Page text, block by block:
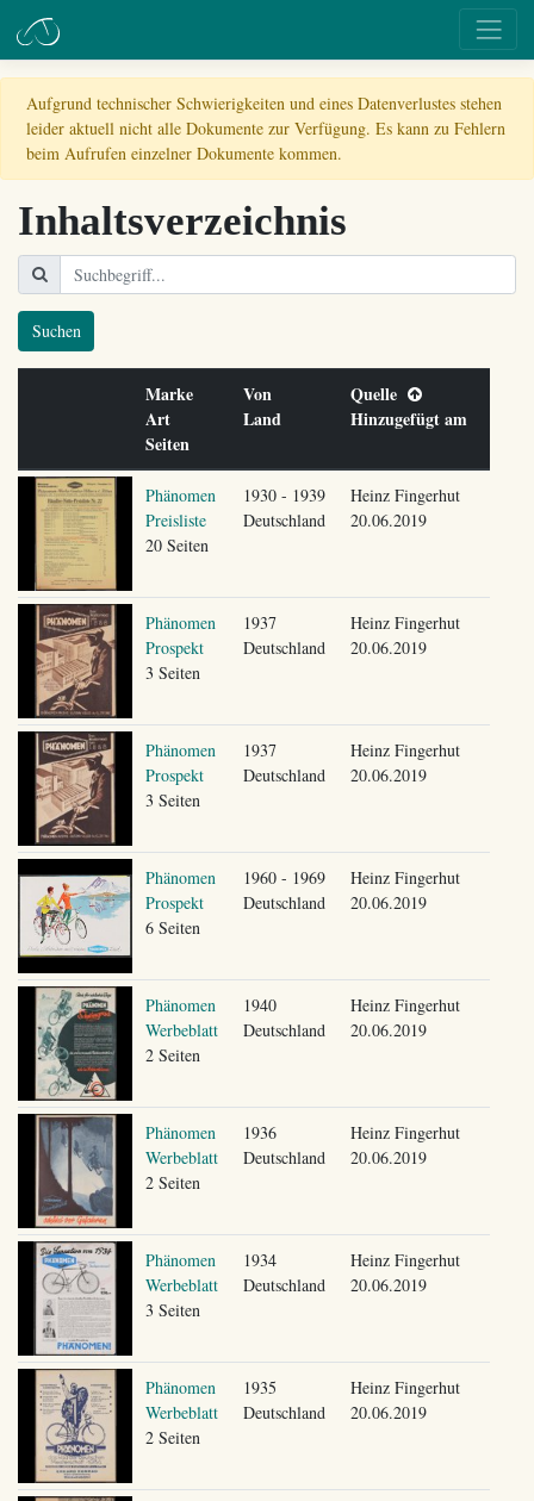
Aufgrund technischer Schwierigkeiten und eines Datenverlustes stehen
leider aktuell nicht alle Dokumente zur Verfügung. Es kann zu Fehlern
beim Aufrufen einzelner Dokumente kommen.
Inhaltsverzeichnis
Suchen
Marke
Art
Seiten
Von
Land
Quelle
Hinzugefügt am
Phänomen
Preisliste
20 Seiten
1930 - 1939
Deutschland
Heinz Fingerhut
20.06.2019
Phänomen
Prospekt
3 Seiten
1937
Deutschland
Heinz Fingerhut
20.06.2019
Phänomen
Prospekt
3 Seiten
1937
Deutschland
Heinz Fingerhut
20.06.2019
Phänomen
Prospekt
6 Seiten
1960 - 1969
Deutschland
Heinz Fingerhut
20.06.2019
Phänomen
Werbeblatt
2 Seiten
1940
Deutschland
Heinz Fingerhut
20.06.2019
Phänomen
Werbeblatt
2 Seiten
1936
Deutschland
Heinz Fingerhut
20.06.2019
Phänomen
Werbeblatt
3 Seiten
1934
Deutschland
Heinz Fingerhut
20.06.2019
Phänomen
Werbeblatt
2 Seiten
1935
Deutschland
Heinz Fingerhut
20.06.2019